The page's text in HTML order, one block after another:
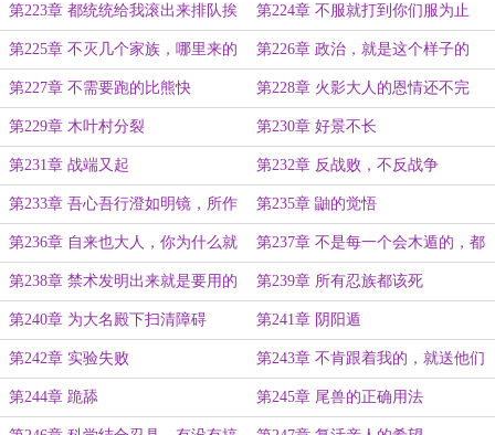
有资格成为火影？
第223章 都统统给我滚出来排队挨
揍
第224章 不服就打到你们服为止
第225章 不灭几个家族，哪里来的
资金？
第226章 政治，就是这个样子的
第227章 不需要跑的比熊快 第228章 火影大人的恩情还不完
第229章 木叶村分裂 第230章 好景不长
第231章 战端又起 第232章 反战败，不反战争
第233章 吾心吾行澄如明镜，所作
所为皆属正义
第235章 鼬的觉悟
第236章 自来也大人，你为什么就
是不能理解我呢
第237章 不是每一个会木遁的，都
一定是宇智波安
第238章 禁术发明出来就是要用的 第239章 所有忍族都该死
第240章 为大名殿下扫清障碍 第241章 阴阳遁
第242章 实验失败 第243章 不肯跟着我的，就送他们
去见三代
第244章 跪舔 第245章 尾兽的正确用法